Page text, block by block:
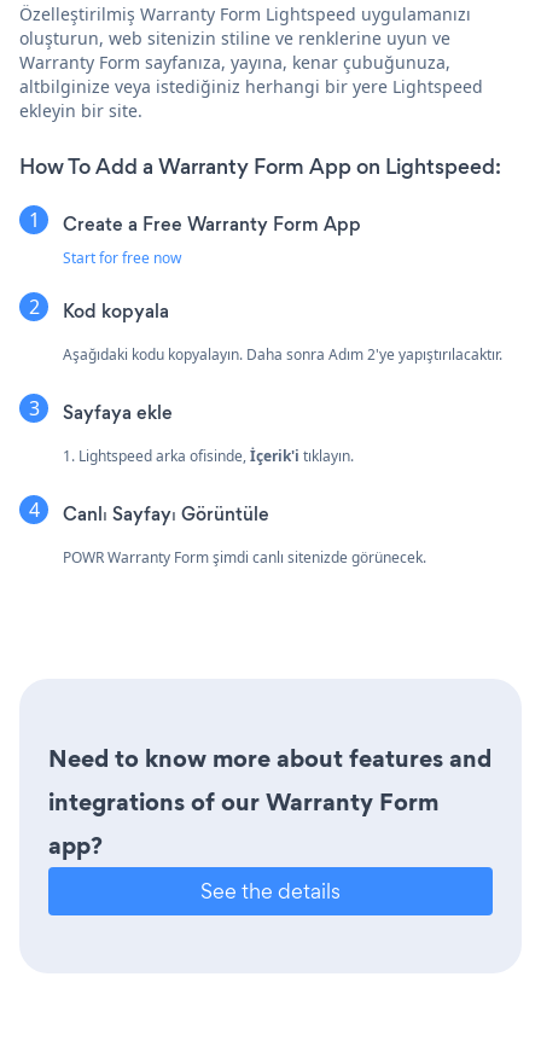
Özelleştirilmiş Warranty Form Lightspeed uygulamanızı
oluşturun, web sitenizin stiline ve renklerine uyun ve
Warranty Form sayfanıza, yayına, kenar çubuğunuza,
altbilginize veya istediğiniz herhangi bir yere Lightspeed
ekleyin bir site.
How To Add a Warranty Form App on Lightspeed:
Create a Free Warranty Form App
Start for free now
Kod kopyala
Aşağıdaki kodu kopyalayın. Daha sonra Adım 2'ye yapıştırılacaktır.
Sayfaya ekle
1. Lightspeed arka ofisinde,İçerik'i tıklayın.
Canlı Sayfayı Görüntüle
POWR Warranty Form şimdi canlı sitenizde görünecek.
Need to know more about features and
integrations of our Warranty Form
app?
See the details